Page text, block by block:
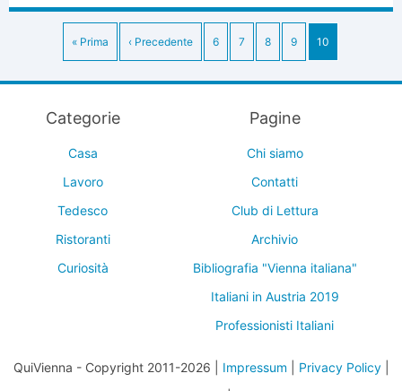
« Prima ‹ Precedente 6 7 8 9 10
Categorie
Casa
Lavoro
Tedesco
Ristoranti
Curiosità
Pagine
Chi siamo
Contatti
Club di Lettura
Archivio
Bibliografia "Vienna italiana"
Italiani in Austria 2019
Professionisti Italiani
QuiVienna - Copyright 2011-2026 | Impressum Privacy Policy|